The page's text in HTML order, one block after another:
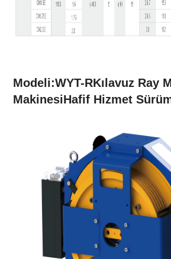
Modeli:WYT-RKılavuz Ray
MakinesiHafif Hizmet